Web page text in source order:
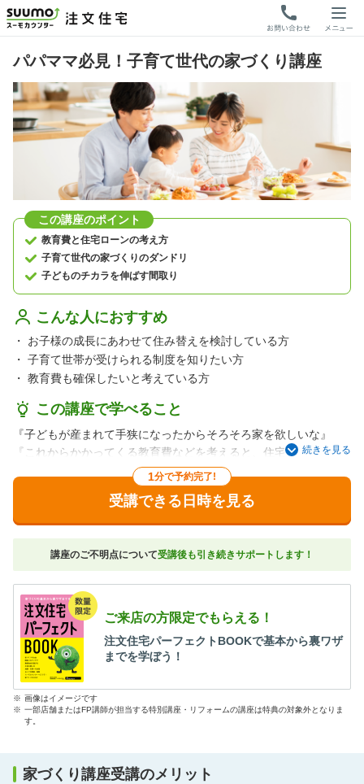
パパママ必見！子育て世代の家づくり講座
この講座のポイント
教育費と住宅ローンの考え方
子育て世代の家づくりのダンドリ
子どものチカラを伸ばす間取り
こんな人におすすめ
・
お子様の成長にあわせて住み替えを検討している方
・ 子育て世帯が受けられる制度を知りたい方
・ 教育費も確保したいと考えている方
この講座で学べること
『子どもが産まれて手狭になったからそろそろ家を欲しいな』
『これからかかってくる教育費などを考えると、住宅ローンを組
『家を建てること、貯蓄をすること、どちらも実現したい』とい
うパパママ必見です！
住宅ローンを組まないと受けられない制度や上手に教育費を貯め
ていくコツを始め、
建てた後に後悔しないダンドリをアドバイザーが丁寧にお伝えし
くの取材を行ってきました。そこで明らかになった共通項から、
子どもの”チカラ”を伸ばす家づくりのコツをお伝えします。
＜講座の内容＞
・住宅ローンを組むことで受けられる制度
・教育費を上手に貯めるコツ
・子育て世代の家づくりの段取り
・子どもの“チカラ”を伸ばす家づくりのコツ
続きを見る
1分で予約完了!
受講できる日時を見る
講座のご不明点について受講後も引き続きサポートします！
ご来店の方限定でもらえる！
注文住宅パーフェクトBOOKで基本から裏ワザ
までを学ぼう！
※ 画像はイメージです
※ 一部店舗またはFP講師が担当する特別講座・リフォームの講座は特典の対象外となりま
す。
家づくり講座受講のメリット